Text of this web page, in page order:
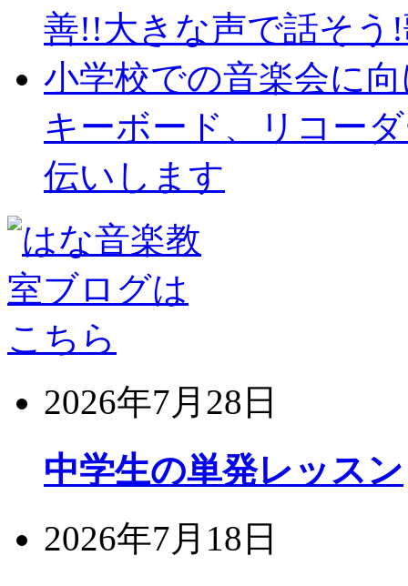
善!!大きな声で話そう
小学校での音楽会に
キーボード、リコー
伝いします
2026年7月28日
中学生の単発レッスン
2026年7月18日